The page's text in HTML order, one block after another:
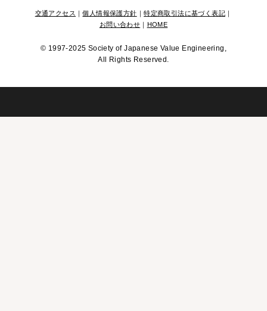
交通アクセス ｜個人情報保護方針 ｜特定商取引法に基づく表記｜
お問い合わせ ｜ HOME
© 1997-2025 Society of Japanese Value Engineering,
All Rights Reserved.